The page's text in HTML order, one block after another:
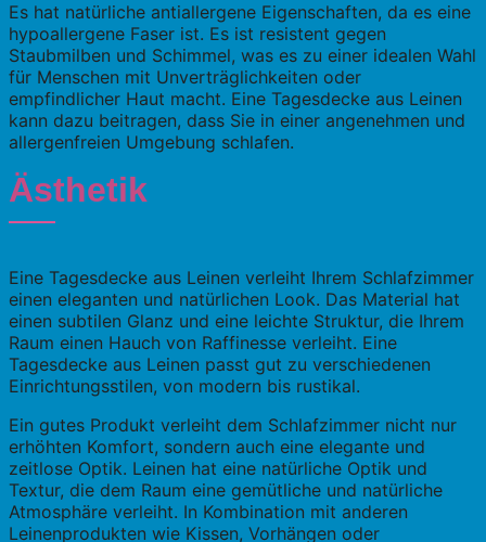
Es hat natürliche antiallergene Eigenschaften, da es eine
hypoallergene Faser ist. Es ist resistent gegen
Staubmilben und Schimmel, was es zu einer idealen Wahl
für Menschen mit Unverträglichkeiten oder
empfindlicher Haut macht. Eine Tagesdecke aus Leinen
kann dazu beitragen, dass Sie in einer angenehmen und
allergenfreien Umgebung schlafen.
Ästhetik
Eine Tagesdecke aus Leinen verleiht Ihrem Schlafzimmer
einen eleganten und natürlichen Look. Das Material hat
einen subtilen Glanz und eine leichte Struktur, die Ihrem
Raum einen Hauch von Raffinesse verleiht. Eine
Tagesdecke aus Leinen passt gut zu verschiedenen
Einrichtungsstilen, von modern bis rustikal.
Ein gutes Produkt verleiht dem Schlafzimmer nicht nur
erhöhten Komfort, sondern auch eine elegante und
zeitlose Optik. Leinen hat eine natürliche Optik und
Textur, die dem Raum eine gemütliche und natürliche
Atmosphäre verleiht. In Kombination mit anderen
Leinenprodukten wie Kissen, Vorhängen oder